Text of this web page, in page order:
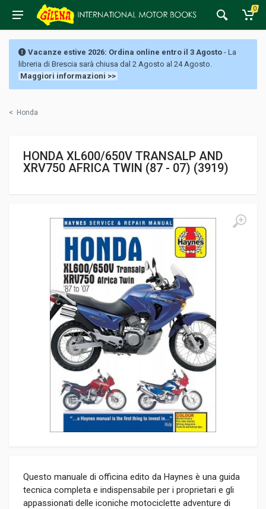
0
Vacanze estive 2026: Ordina online entro il 3 Agosto - La
libreria di Brescia sarà chiusa dal 2 Agosto al 24 Agosto.
Maggiori informazioni >>
< Honda
HONDA XL600/650V TRANSALP AND
XRV750 AFRICA TWIN (87 - 07) (3919)
Questo manuale di officina edito da Haynes è una guida
tecnica completa e indispensabile per i proprietari e gli
appassionati delle iconiche motociclette adventure di